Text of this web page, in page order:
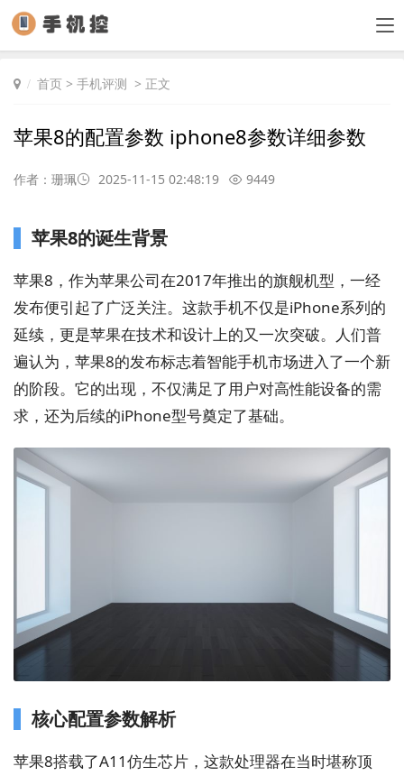
首页 > 手机评测 > 正文
苹果8的配置参数 iphone8参数详细参数
作者：珊珮 2025-11-15 02:48:19 9449
苹果8的诞生背景
苹果8，作为苹果公司在2017年推出的旗舰机型，一经
发布便引起了广泛关注。这款手机不仅是iPhone系列的
延续，更是苹果在技术和设计上的又一次突破。人们普
遍认为，苹果8的发布标志着智能手机市场进入了一个新
的阶段。它的出现，不仅满足了用户对高性能设备的需
求，还为后续的iPhone型号奠定了基础。
核心配置参数解析
苹果8搭载了A11仿生芯片，这款处理器在当时堪称顶